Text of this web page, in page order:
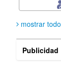
mostrar todo
Publicidad